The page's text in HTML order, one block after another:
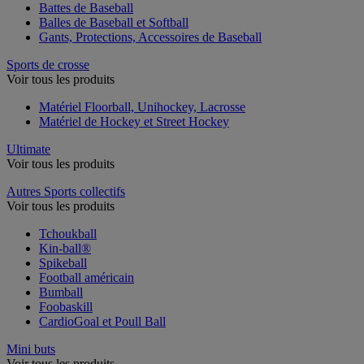
Battes de Baseball
Balles de Baseball et Softball
Gants, Protections, Accessoires de Baseball
Sports de crosse
Voir tous les produits
Matériel Floorball, Unihockey, Lacrosse
Matériel de Hockey et Street Hockey
Ultimate
Voir tous les produits
Autres Sports collectifs
Voir tous les produits
Tchoukball
Kin-ball®
Spikeball
Football américain
Bumball
Foobaskill
CardioGoal et Poull Ball
Mini buts